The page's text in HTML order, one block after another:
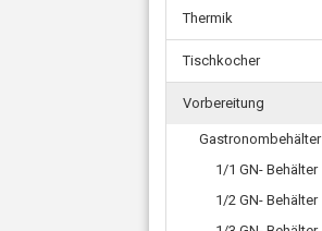
Thermik
Tischkocher
Vorbereitung
Gastronombehälter
1/1 GN- Behälter
1/2 GN- Behälter